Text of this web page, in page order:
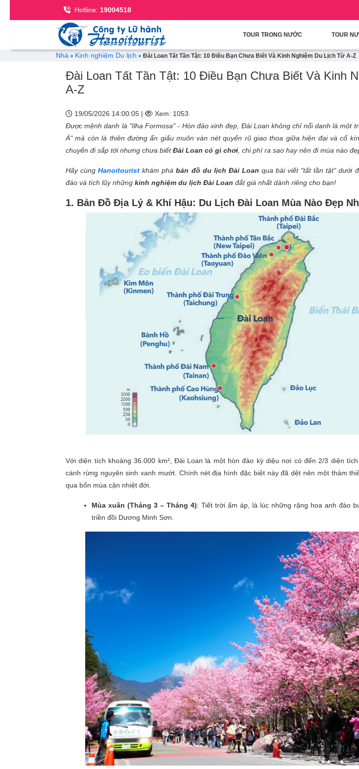
Hotline: 19004518
TOUR TRONG NƯỚC TOUR
Breadcrumb
Nhà Kinh nghiệm Du lịch Đài Loan Tất Tần Tật: 10 Điều Bạn Chưa Biết Và Kinh Nghiệm Du Lịch Từ A-Z
Đài Loan Tất Tần Tật: 10 Điều Bạn Chưa Biết Và Kinh
A-Z
19/05/2026 14:00:05 | Xem: 1053
Được mệnh danh là "Ilha Formosa" - Hòn đảo xinh đẹp, Đài Loan không chỉ nổi danh là một
Á" mà còn là thiên đường ẩn giấu muôn vàn nét quyến rũ giao thoa giữa hiện đại và cổ
chuyến đi sắp tới nhưng chưa biếtĐài Loan có gì chơi , chi phí ra sao hay nên đi mùa nào
Hãy cùngHanoitourist khám phábản đồ du lịch Đài Loan qua bài viết "tất tần tật" dưới
đáo và tích lũy những kinh nghiệm du lịch Đài Loan đắt giá nhất dành riêng cho bạn!
1. Bản Đồ Địa Lý & Khí Hậu: Du Lịch Đài Loan Mùa Nào Đẹp
Với diện tích khoảng 36.000 km², Đài Loan là một hòn đảo kỳ diệu nơi có đến 2/3 diện
cánh rừng nguyên sinh xanh mướt. Chính nét địa hình đặc biệt này đã dệt nên một thảm
qua bốn mùa cận nhiệt đới.
Mùa xuân (Tháng 3 – Tháng 4): Tiết trời ấm áp, là lúc những rặng hoa anh đào
triền đồi Dương Minh Sơn.